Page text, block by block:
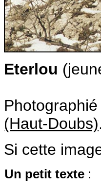
Eterlou
Photographié
(Haut-Doubs).
Si cette
Un petit texte :